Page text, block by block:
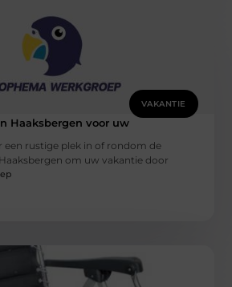
VAKANTIE
Haaksbergen voor uw
een rustige plek in of rondom de
om uw vakantie door